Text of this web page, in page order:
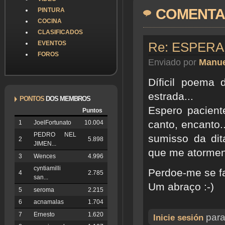
PINTURA
COCINA
CLASIFICADOS
EVENTOS
FOROS
PONTOS DOS MEMBROS
Puntos
1
JoelFortunato 10.004
2
PEDRO NEL
JIMEN...
5.898
3 Wences 4.996
4
cyntiamilli
san...
2.785
5 seroma
2.215
6
acnamalas
1.704
7
Ernesto
1.620
Re:
Enviado por
Díficil poema
estrada...
Espero
canto,
sumisso da
que me
Perdoe-me se
Um abraço :-)
Inicie sesión